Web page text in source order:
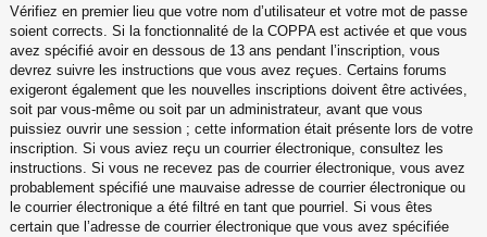
Vérifiez en premier lieu que votre nom d’utilisateur et votre mot de passe
soient corrects. Si la fonctionnalité de la COPPA est activée et que vous
avez spécifié avoir en dessous de 13 ans pendant l’inscription, vous
devrez suivre les instructions que vous avez reçues. Certains forums
exigeront également que les nouvelles inscriptions doivent être activées,
soit par vous-même ou soit par un administrateur, avant que vous
puissiez ouvrir une session ; cette information était présente lors de votre
inscription. Si vous aviez reçu un courrier électronique, consultez les
instructions. Si vous ne recevez pas de courrier électronique, vous avez
probablement spécifié une mauvaise adresse de courrier électronique ou
le courrier électronique a été filtré en tant que pourriel. Si vous êtes
certain que l’adresse de courrier électronique que vous avez spécifiée